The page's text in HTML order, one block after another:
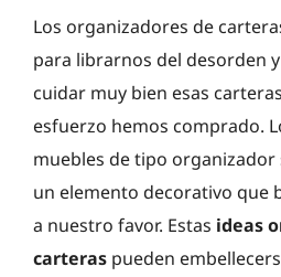
Los organizadores de
para librarnos del desorden
cuidar muy bien esas
esfuerzo hemos comprado.
muebles de tipo
un elemento decorativo que
a nuestro favor. Estas ideas
carteras pueden